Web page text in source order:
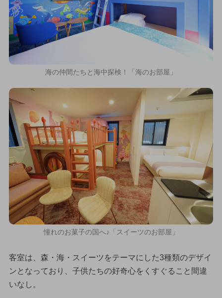
海の仲間たちと海中探検！「海のお部屋」
憧れのお菓子の国へ♪「スイーツのお部屋」
客室は、森・海・スイーツをテーマにした3種類のデザイ
ンとなっており、子供たちの好奇心をくすぐること間違
いなし。